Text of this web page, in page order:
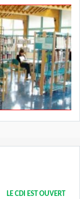
LE CDI EST OUVERT